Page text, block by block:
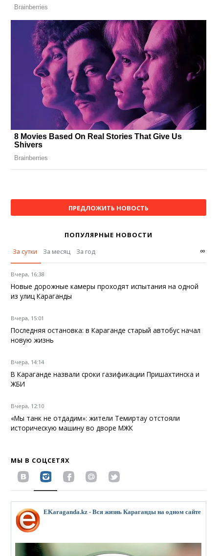
ПРЕДЛОЖИТЬ НОВОСТЬ
ПОПУЛЯРНЫЕ НОВОСТИ
За сутки
За месяц За год ∞
Вчера, 16:38
Новые дорожные камеры проходят испытания на одной
из улиц Караганды
Вчера, 15:01
Последняя остановка: в Караганде старый автобус начал
новую жизнь
Вчера, 14:14
В Караганде назвали сроки газификации Пришахтинска и
ЖБИ
Вчера, 12:10
«Мы танк не отдадим»: жители Темиртау отстояли
историческую машину во дворе МЖК
МЫ В СОЦСЕТЯХ
EKaraganda.kz - Вся жизнь Караганды на одном сайте